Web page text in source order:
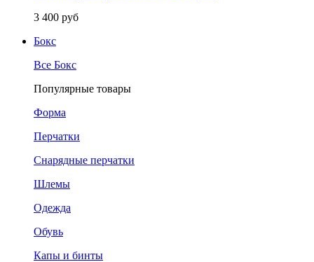
3 400 руб
Бокс
Все Бокс
Популярные товары
Форма
Перчатки
Снарядные перчатки
Шлемы
Одежда
Обувь
Капы и бинты